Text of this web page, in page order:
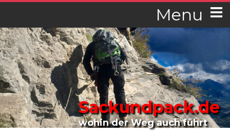
Menu
Sackundpack.de
wohin der Weg auch führt